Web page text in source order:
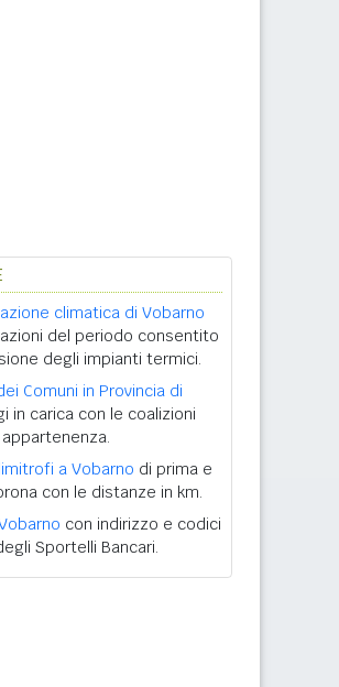
climatica di Vobarno
del periodo consentito
degli impianti termici.
Comuni in Provincia di
in carica con le coalizioni
a Vobarno di prima e
con le distanze in km.
con indirizzo e codici
Sportelli Bancari.